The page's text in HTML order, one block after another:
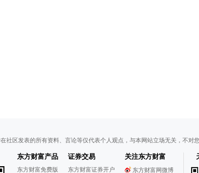
社区发表的所有资料、言论等仅代表个人观点，与本网站立场无关，不对
东方财富产品
东方财富免费版
证券交易
东方财富证券开户
关注东方财富
东方财富网微博